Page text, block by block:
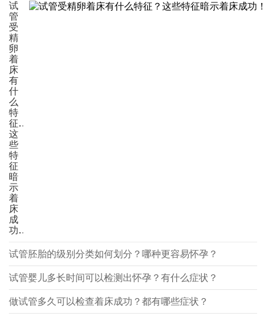
试
管
受
精
卵
着
床
有
什
么
特
征？
这
些
特
征
暗
示
着
床
成
功！
试管胚胎的级别分类如何划分？哪种更容易怀孕？
试管婴儿多长时间可以检测出怀孕？有什么症状？
做试管多久可以检查着床成功？都有哪些症状？